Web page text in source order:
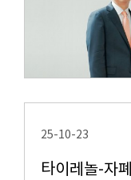
25-10-23
타이레놀-자